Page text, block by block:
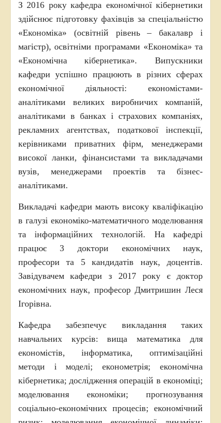
З 2016 року кафедра економічної кібернетики
здійснює підготовку фахівців за спеціальністю
«Економіка» (освітній рівень – бакалавр і
магістр), освітніми програмами «Економіка» та
«Економічна кібернетика». Випускники
кафедри успішно працюють в різних сферах
економічної діяльності: економістами-
аналітиками великих виробничих компаній,
аналітиками в банках і страхових компаніях,
рекламних агентствах, податкової інспекції,
керівниками приватних фірм, менеджерами
високої ланки, фінансистами та викладачами
вузів, менеджерами проектів та бізнес-
аналітиками.
Викладачі кафедри мають високу кваліфікацію
в галузі економіко-математичного моделювання
та інформаційних технологій. На кафедрі
працює 3 доктори економічних наук,
професори та 5 кандидатів наук, доцентів.
Завідувачем кафедри з 2017 року є доктор
економічних наук, професор Дмитришин Леся
Ігорівна.
Кафедра забезпечує викладання таких
навчальних курсів: вища математика для
економістів, інформатика, оптимізаційні
методи і моделі; економетрія; економічна
кібернетика; дослідження операцій в економіці;
моделювання економіки; прогнозування
соціально-економічних процесів; економічний